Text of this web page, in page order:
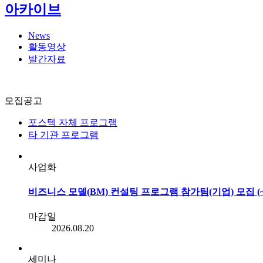
아카이브
News
활동영상
발간자료
모집공고
포스텍 자체 프로그램
타 기관 프로그램
사업화
비즈니스 모델(BM) 컨설팅 프로그램 참가팀(기업) 모집
마감일
2026.08.20
세미나